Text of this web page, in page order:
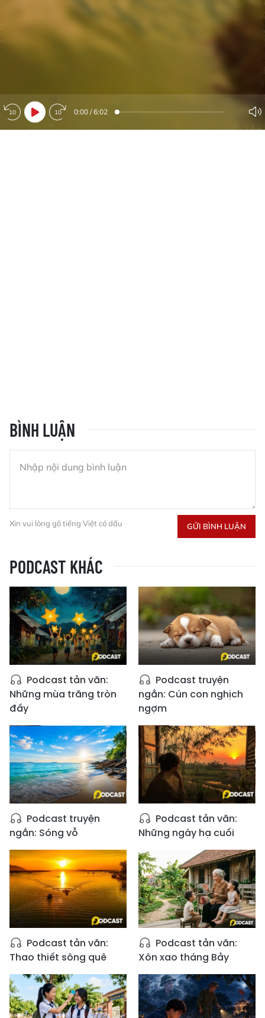
0:00 / 6:02
BÌNH LUẬN
Xin vui lòng gõ tiếng Việt có dấu GỬI BÌNH LUẬN
PODCAST KHÁC
Podcast tản văn:
Những mùa trăng tròn
đầy
Podcast truyện
ngắn: Cún con nghịch
ngợm
Podcast truyện
ngắn: Sóng vỗ
Podcast tản văn:
Những ngày hạ cuối
Podcast tản văn:
Thao thiết sông quê
Podcast tản văn:
Xôn xao tháng Bảy